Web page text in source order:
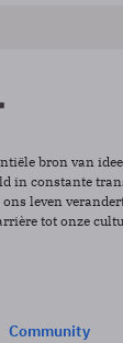
bron van
in constante
leven
tot onze
Community